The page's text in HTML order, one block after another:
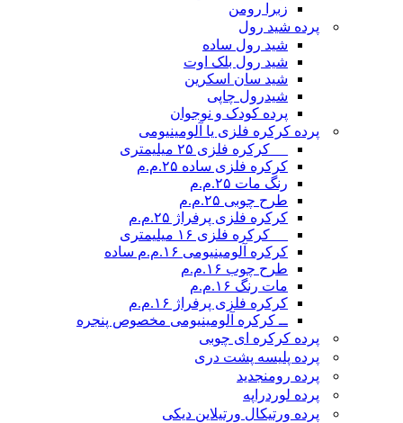
زبرا رومن
پرده شید رول
شید رول ساده
شید رول بلک اوت
شید سان اسکرین
شیدرول چاپی
پرده کودک و نوجوان
پرده کرکره فلزی یا آلومینیومی
__ کرکره فلزی ۲۵ میلیمتری
کرکره فلزی ساده ۲۵.م.م
رنگ مات ۲۵.م.م
طرح چوبی ۲۵.م.م
کرکره فلزی پرفراژ ۲۵.م.م
__ کرکره فلزی ۱۶ میلیمتری
کرکره آلومینیومی ۱۶.م.م ساده
طرح چوب ۱۶.م.م
مات رنگ ۱۶.م.م
کرکره فلزی پرفراژ ۱۶.م.م
ــ کرکره آلومینیومی مخصوص پنجره
پرده کرکره ای چوبی
پرده پلیسه پشت دری
پرده رومنجدید
پرده لوردراپه
پرده ورتیکال ورتیلاین دیکی